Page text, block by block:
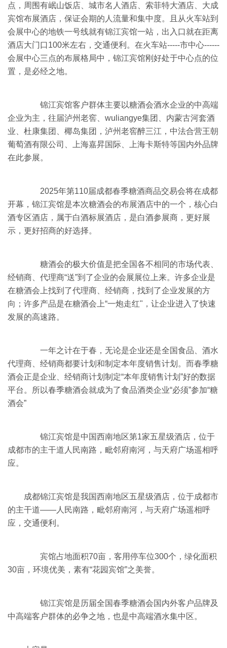
点，周围有岷山饭店、城市名人酒店、索菲特大酒店、大成
宾馆布展酒店，保证会期的人流量和集中度。且从火车站到
会展中心的地铁一号线就有锦江宾馆一站，出入口就在距离
酒店大门口100米左右，交通便利。在火车站-----市中心------
会展中心三点的布展格局中，锦江宾馆刚好处于中心点的位
置，是必经之地。
锦江宾馆客户群体主要以糖酒会酒水企业的中高端
企业为主，往届泸州老窖、wuliangye集团、内蒙古河套酒
业、杜康集团、椰岛集团，泸州老窖醉三江，中法合营王朝
葡萄酒有限公司、上海嘉昇国际、上海卡斯特等国内外品牌
在此参展。
2025年第110届成都春季糖酒商品交易会将在成都
开幕，锦江宾馆是本次糖酒会的布展酒店中的一个，核心白
酒专区酒店，属于白酒标展酒店，是白酒参展商，更好展
示，更好招商的好选择。
糖酒会的极大价值是把全国各不相同的市场代表、
经销商、代理商“送”到了企业的会展展位上来。许多企业是
在糖酒会上找到了代理商、经销商，找到了企业发展的方
向；许多产品是在糖酒会上“一炮走红"，让企业进入了快速
发展的高速路。
一年之计在于春，无论是企业还是全国食品、酒水
代理商、经销商都要计划和制定本年度销售计划。而春季糖
酒会正是企业、经销商计划制定“本年度销售计划”好的数据
平台。所以春季糖酒会就成为了食品酒类企业“必须”参加“糖
酒会”
锦江宾馆是中国西南地区第1家五星级酒店，位于
成都市的主干道人民南路，毗邻府南河，与天府广场遥相呼
应。
成都锦江宾馆是我国西南地区五星级酒店，位于成都市
的主干道——人民南路，毗邻府南河，与天府广场遥相呼
应，交通便利。
宾馆占地面积70亩，客用停车位300个，绿化面积
30亩，环境优美，素有“花园宾馆”之美誉。
锦江宾馆是历届全国春季糖酒会国内外客户品牌及
中高端客户群体的必争之地，也是中高端酒水集中区。